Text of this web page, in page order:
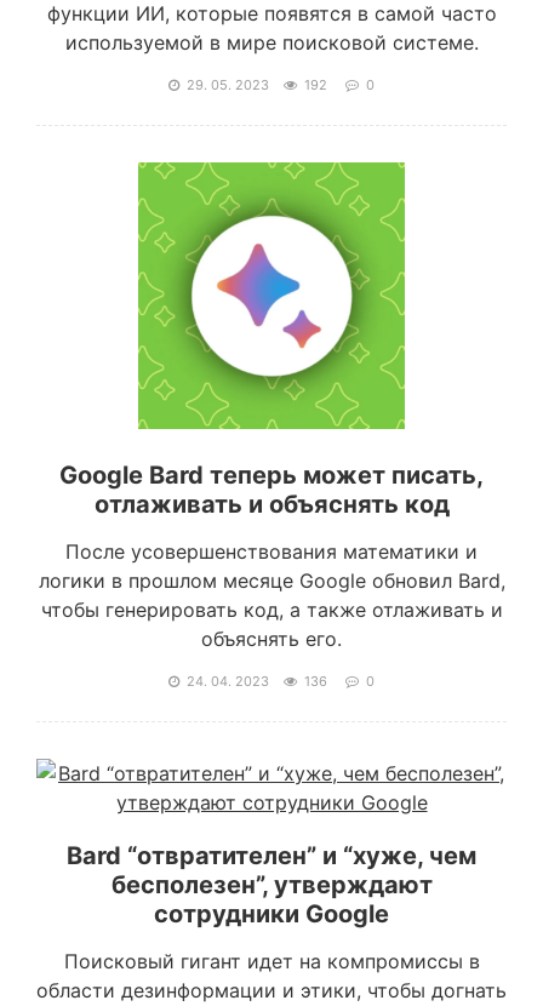
функции ИИ, которые появятся в самой часто
используемой в мире поисковой системе.
29. 05. 2023 192 0
Google Bard теперь может писать,
отлаживать и объяснять код
После усовершенствования математики и
логики в прошлом месяце Google обновил Bard,
чтобы генерировать код, а также отлаживать и
объяснять его.
24. 04. 2023 136 0
Bard “отвратителен” и “хуже, чем
бесполезен”, утверждают
сотрудники Google
Поисковый гигант идет на компромиссы в
области дезинформации и этики, чтобы догнать